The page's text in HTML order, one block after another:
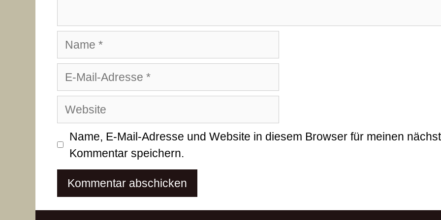
Name
E-
Mail-
Adresse
Website
Name, E-Mail-Adresse und Website in diesem Browser für meinen
Kommentar speichern.